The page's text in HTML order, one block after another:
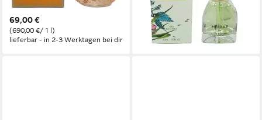
100ml
69,00 €
(690,00 €/ 1 l)
lieferbar - in 2-3 Werktagen bei dir
169,00 €
(1.690,00 €/ 1 l)
lieferbar - in 2-3 Werktagen bei dir